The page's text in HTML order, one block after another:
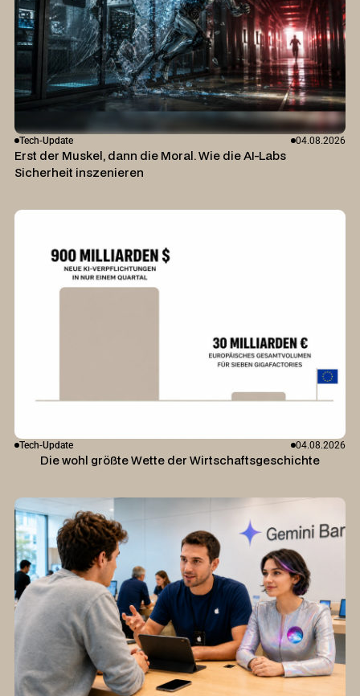
Tech-Update 04.08.2026
Erst der Muskel, dann die Moral. Wie die AI-Labs
Sicherheit inszenieren
Tech-Update 04.08.2026
Die wohl größte Wette der Wirtschaftsgeschichte